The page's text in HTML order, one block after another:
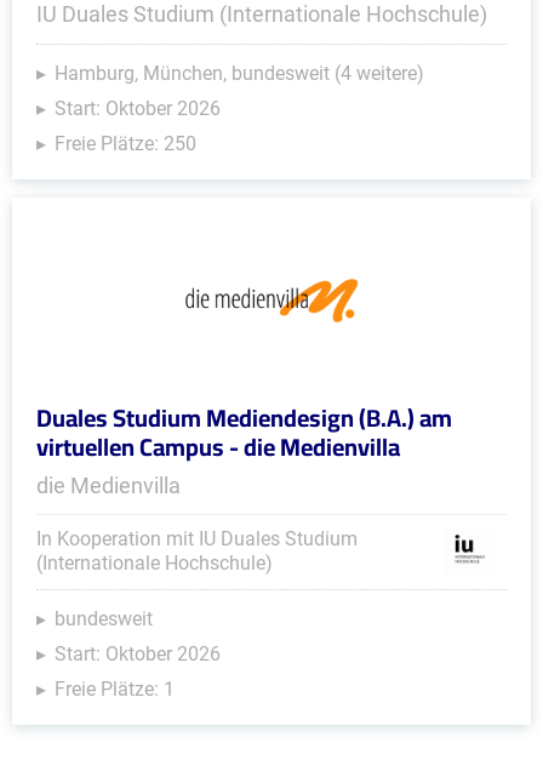
IU Duales Studium (Internationale Hochschule)
Hamburg, München, bundesweit (4 weitere)
Start: Oktober 2026
Freie Plätze: 250
Duales Studium Mediendesign (B.A.) am
virtuellen Campus - die Medienvilla
die Medienvilla
In Kooperation mit IU Duales Studium
(Internationale Hochschule)
bundesweit
Start: Oktober 2026
Freie Plätze: 1